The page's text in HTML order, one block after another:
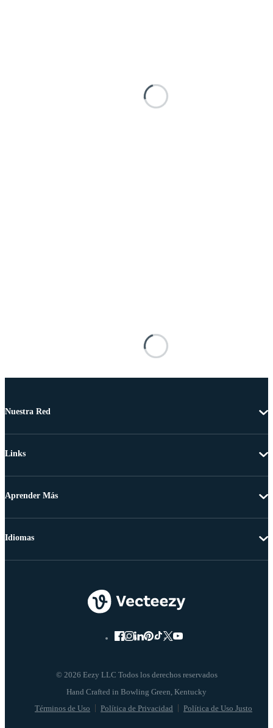
Nuestra Red
Links
Aprender Más
© 2026 Eezy LLC Todos los derechos reservados
Términos de Uso Política de Privacidad Política de Uso Justo
Idiomas